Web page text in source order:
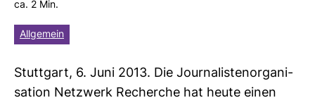
ca. 2 Min.
Allgemein
Stutt­gart, 6. Juni 2013. Die Jour­na­lis­ten­or­ga­ni­
sa­tion Netz­werk Recherche hat heute einen